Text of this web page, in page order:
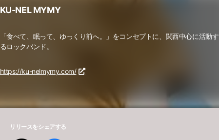
KU-NEL MYMY
「食べて、眠って、ゆっくり前へ。」をコンセプトに、関西中心に活動す
るロックバンド。
https://ku-nelmymy.com/
リリースをシェアする